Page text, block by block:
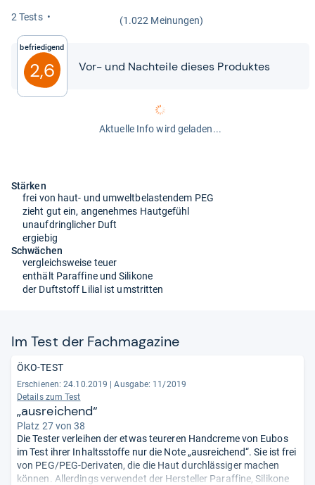
2 Tests (1.022 Meinungen)
Befriedigend
2,6 Vor-​​ und Nach­teile die­ses Pro­duk­tes
Aktuelle Info wird geladen...
Stärken
frei von haut- und umweltbelastendem PEG
zieht gut ein, angenehmes Hautgefühl
unaufdringlicher Duft
ergiebig
Schwächen
vergleichsweise teuer
enthält Paraffine und Silikone
der Duftstoff Lilial ist umstritten
Im Test der Fach­ma­ga­zine
ÖKO-TEST
Erschienen: 24.10.2019
Ausgabe: 11/2019
Details zum Test
„ausreichend“
Platz 27 von 38
Die Tester verleihen der etwas teureren Handcreme von Eubos
im Test ihrer Inhaltsstoffe nur die Note „ausreichend“. Sie ist frei
von PEG/PEG-Derivaten, die die Haut durchlässiger machen
können. Allerdings verwendet der Hersteller Paraffine, Silikone